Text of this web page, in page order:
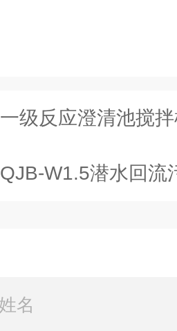
一级反应澄清池搅
QJB-W1.5潜水回流